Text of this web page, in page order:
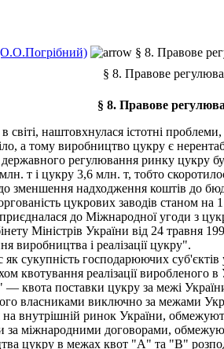
§ 8. Правове
§ 8. Правове
§ 8. Правове
наштовхнулася істотні
а тому виробництво цукру є
регулювання ринку цукру
т і цукру 3,6 млн. т, тобто
зменшення надходження коштів до
цукрових заводів станом
до Міжнародної угоди з
Міністрів України від 24
виробництва і реалізації цукру".
сукупність господарюючих
квотування реалізації
квота поставки цукру за межі
власниками виключно за межами
внутрішній ринок України,
за міжнародними договорами,
цукру в межах квот "А" та "В"